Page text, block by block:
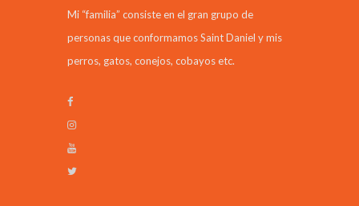
Mi “familia” consiste en el gran grupo de
personas que conformamos Saint Daniel y mis
perros, gatos, conejos, cobayos etc.